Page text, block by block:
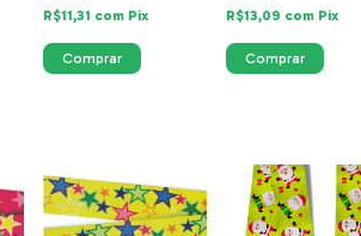
R$11,31 com Pix R$13,09 com Pix